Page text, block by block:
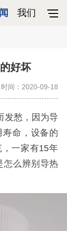
我们
好坏
时间：2020-09-18
发愁，因为导
命，设备的
一家有15年
怎么辨别导热